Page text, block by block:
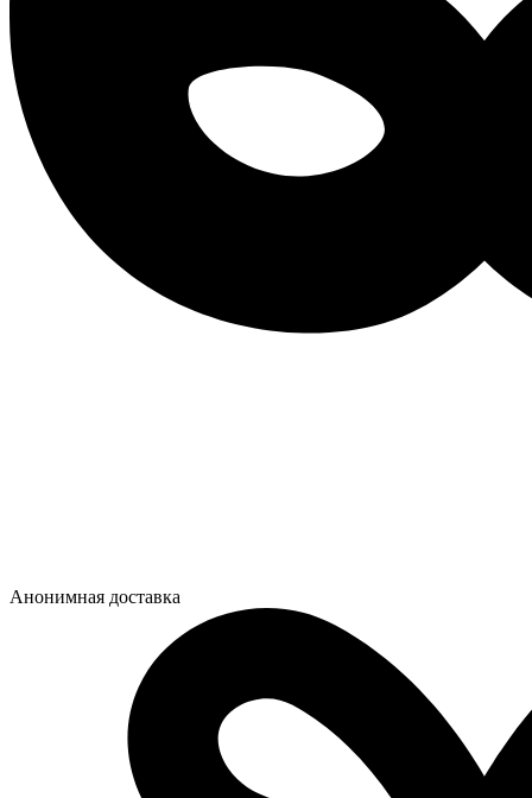
Анонимная доставка